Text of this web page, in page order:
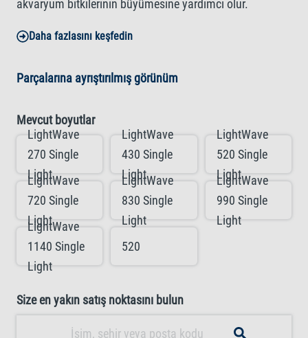
akvaryum bitkilerinin büyümesine yardımcı olur.
Daha fazlasını keşfedin
Parçalarına ayrıştırılmış görünüm
Mevcut boyutlar
LightWave
270 Single
Light
LightWave
430 Single
Light
LightWave
520 Single
Light
LightWave
720 Single
Light
LightWave
830 Single
Light
LightWave
990 Single
Light
LightWave
1140 Single
Light
520
Size en yakın satış noktasını bulun